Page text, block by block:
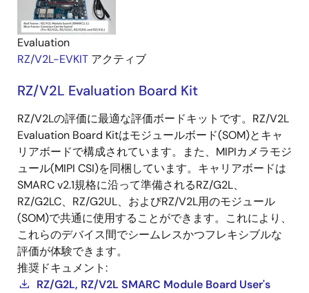
Evaluation
RZ/V2L-EVKIT アクティブ
RZ/V2L Evaluation Board Kit
RZ/V2Lの評価に最適な評価ボードキットです。RZ/V2L
Evaluation Board Kitはモジュールボード(SOM)とキャ
リアボードで構成されています。また、MIPIカメラモジ
ュール(MIPI CSI)を同梱しています。キャリアボードは
SMARC v2.1規格に沿って準備されるRZ/G2L、
RZ/G2LC、RZ/G2UL、およびRZ/V2L用のモジュール
(SOM)で共通に使用することができます。これにより、
これらのデバイス間でシームレスかつフレキシブルな
評価が体験できます。
推奨ドキュメント:
RZ/G2L, RZ/V2L SMARC Module Board User's